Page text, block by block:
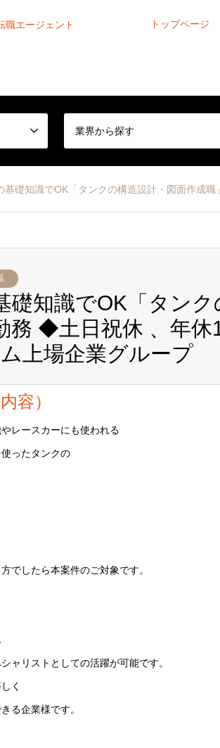
職エージェント トップページ
業界から探す
礎知識でOK「タンクの構造設計・図面作成職
知識でOK「タンク
◆土日祝休 、年休
上場企業グループ
容）
レースカーにも使われる
ったタンクの
でしたら本案件のご対象です。
ャリストとしての活躍が可能です。
く
る企業様です。